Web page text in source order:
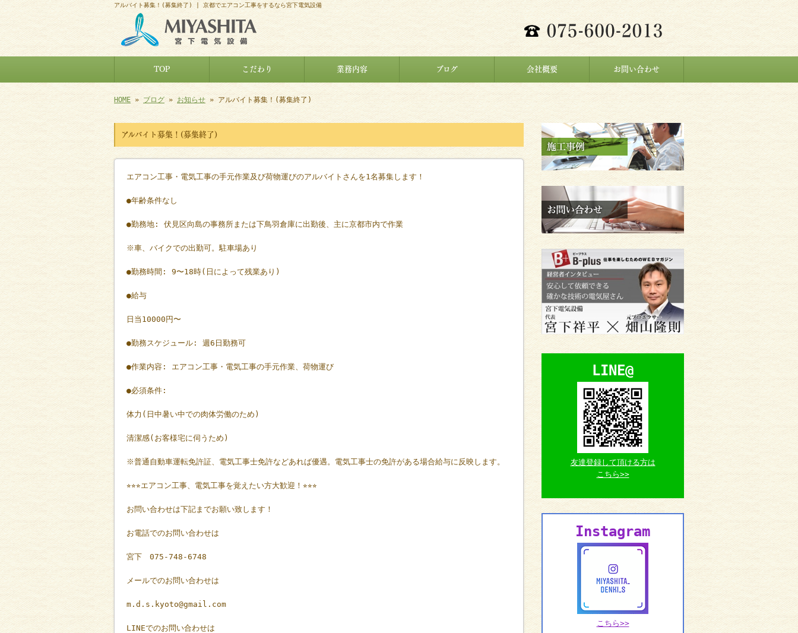
アルバイト募集！(募集終了) | 京都でエアコン工事をするなら宮下電気設備
TOP こだわり 業務内容 ブログ 会社概要 お問い合わせ
HOME » ブログ » お知らせ » アルバイト募集！(募集終了)
アルバイト募集！(募集終了)
エアコン工事・電気工事の手元作業及び荷物運びのアルバイトさんを1名募集します！
●年齢条件なし
●勤務地: 伏見区向島の事務所または下鳥羽倉庫に出勤後、主に京都市内で作業
※車、バイクでの出勤可。駐車場あり
●勤務時間: 9〜18時(日によって残業あり)
●給与
日当10000円〜
●勤務スケジュール: 週6日勤務可
●作業内容: エアコン工事・電気工事の手元作業、荷物運び
●必須条件:
体力(日中暑い中での肉体労働のため)
清潔感(お客様宅に伺うため)
※普通自動車運転免許証、電気工事士免許などあれば優遇。電気工事士の免許がある場合給与に反映します。
⭐︎⭐︎⭐︎エアコン工事、電気工事を覚えたい方大歓迎！⭐︎⭐︎⭐︎
お問い合わせは下記までお願い致します！
お電話でのお問い合わせは
宮下 075-748-6748
メールでのお問い合わせは
m.d.s.kyoto@gmail.com
LINEでのお問い合わせは
LINE@
友達登録して頂ける方は
こちら>>
Instagram
こちら>>